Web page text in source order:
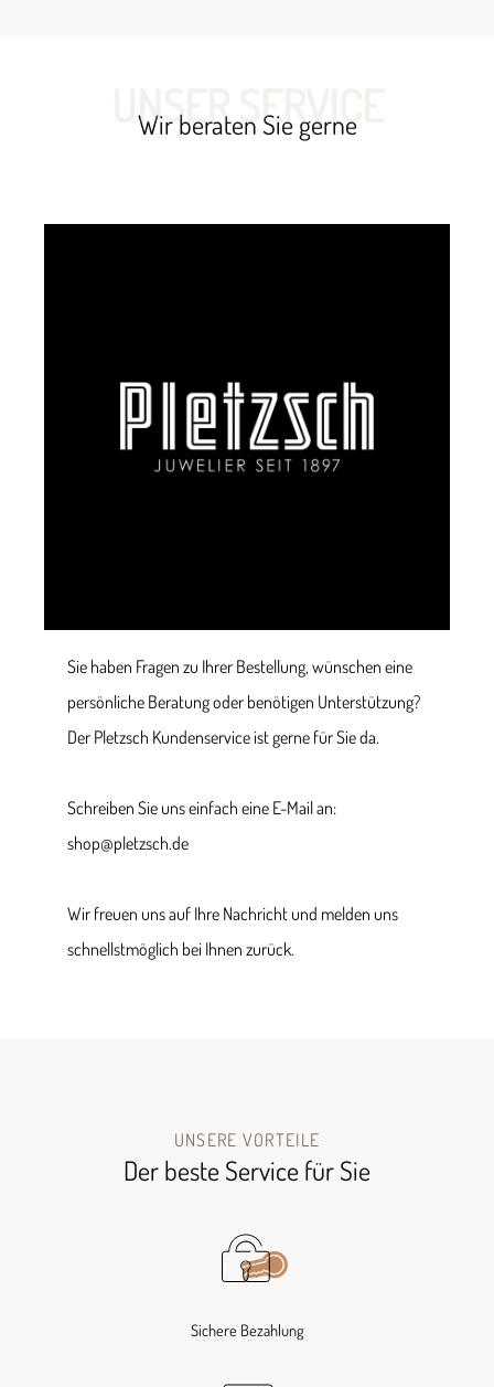
UNSER SERVICE
Wir beraten Sie gerne
Sie haben Fragen zu Ihrer Bestellung, wünschen eine
persönliche Beratung oder benötigen Unterstützung?
Der Pletzsch Kundenservice ist gerne für Sie da.
Schreiben Sie uns einfach eine E-Mail an:
shop@pletzsch.de
Wir freuen uns auf Ihre Nachricht und melden uns
schnellstmöglich bei Ihnen zurück.
UNSERE VORTEILE
Der beste Service für Sie
Sichere Bezahlung